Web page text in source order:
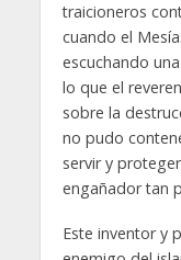
traicioneros
cuando el
escuchando
lo que el
sobre la
no pudo
servir y
engañador tan
Este inventor y